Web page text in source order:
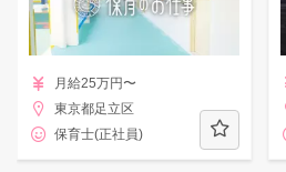
月給25万円〜
東京都足立区
保育士(正社員)